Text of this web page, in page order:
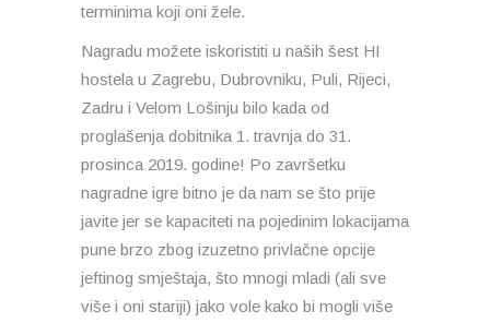
terminima koji oni žele.
Nagradu možete iskoristiti u naših šest HI
hostela u Zagrebu, Dubrovniku, Puli, Rijeci,
Zadru i Velom Lošinju bilo kada od
proglašenja dobitnika 1. travnja do 31.
prosinca 2019. godine! Po završetku
nagradne igre bitno je da nam se što prije
javite jer se kapaciteti na pojedinim lokacijama
pune brzo zbog izuzetno privlačne opcije
jeftinog smještaja, što mnogi mladi (ali sve
više i oni stariji) jako vole kako bi mogli više